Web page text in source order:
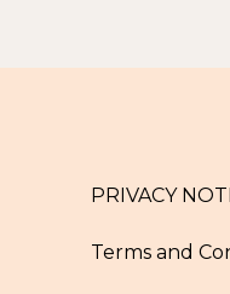
PRIVACY
Terms and